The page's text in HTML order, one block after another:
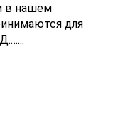
в нашем
для